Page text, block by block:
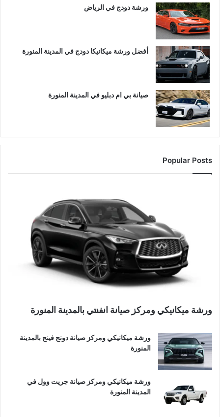
ورشة دودج في الرياض
أفضل ورشة ميكانيكا دودج في المدينة المنورة
صيانة بي ام دبليو في المدينة المنورة
Popular Posts
ورشة ميكانيكي ومركز صيانة انفنتي بالمدينة المنورة
ورشة ميكانيكي ومركز صيانة دونج فينج بالمدينة
المنورة
ورشة ميكانيكي ومركز صيانة جريت وول في
المدينة المنورة